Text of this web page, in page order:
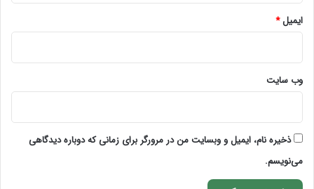
ایمیل*
وب‌ سایت
ذخیره نام، ایمیل و وبسایت من در مرورگر برای زمانی که دوباره دیدگاهی
می‌نویسم.